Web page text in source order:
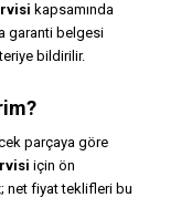
kapsamında
garanti belgesi
bildirilir.
parçaya göre
için ön
net fiyat teklifleri bu